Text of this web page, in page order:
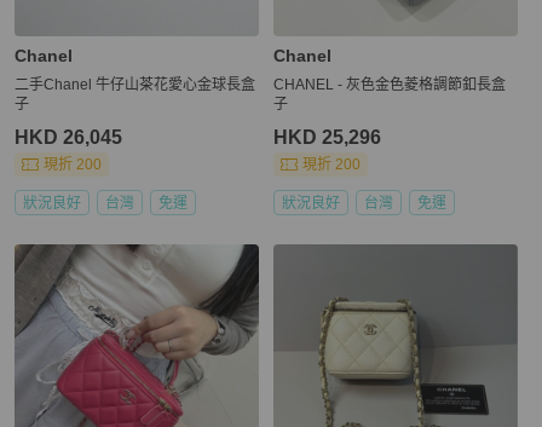
Chanel
二手Chanel 牛仔山茶花愛心金球長盒
子
HKD 26,045
現折 200
狀況良好 台灣 免運
Chanel
CHANEL - 灰色金色菱格調節釦長盒
子
HKD 25,296
現折 200
狀況良好 台灣 免運